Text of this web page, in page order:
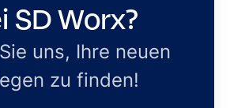
SD Worx?
uns, Ihre neuen
zu finden!